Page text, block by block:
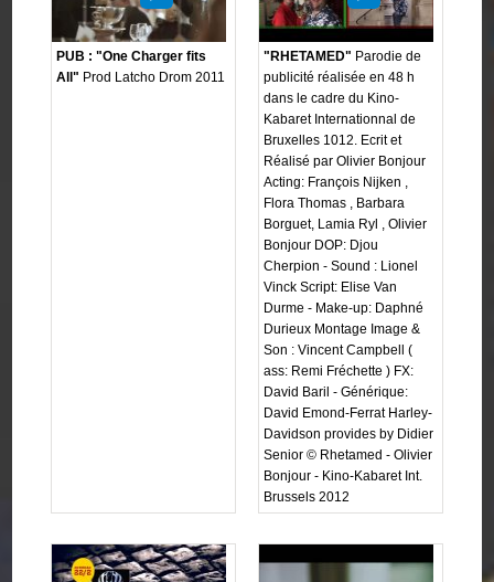
PUB : "One Charger fits
All" Prod Latcho Drom 2011
"RHETAMED" Parodie de
publicité réalisée en 48 h
dans le cadre du Kino-
Kabaret Internationnal de
Bruxelles 1012. Ecrit et
Réalisé par Olivier Bonjour
Acting: François Nijken ,
Flora Thomas , Barbara
Borguet, Lamia Ryl , Olivier
Bonjour DOP: Djou
Cherpion - Sound : Lionel
Vinck Script: Elise Van
Durme - Make-up: Daphné
Durieux Montage Image &
Son : Vincent Campbell (
ass: Remi Fréchette ) FX:
David Baril - Générique:
David Emond-Ferrat Harley-
Davidson provides by Didier
Senior © Rhetamed - Olivier
Bonjour - Kino-Kabaret Int.
Brussels 2012